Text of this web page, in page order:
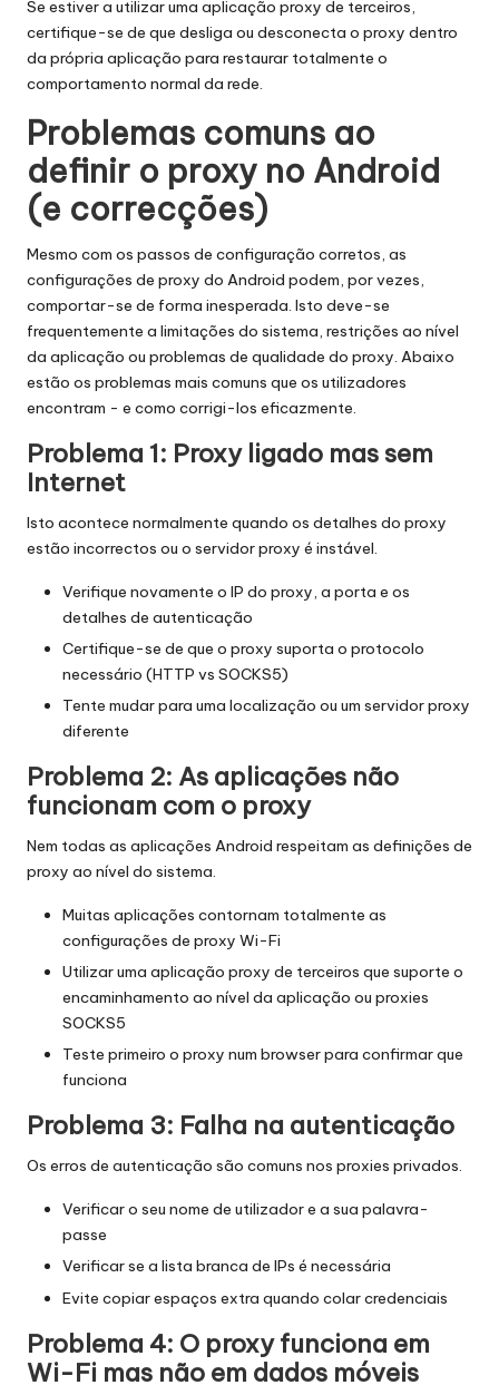
Se estiver a utilizar uma aplicação proxy de terceiros,
certifique-se de que desliga ou desconecta o proxy dentro
da própria aplicação para restaurar totalmente o
comportamento normal da rede.
Problemas comuns ao
definir o proxy no Android
(e correcções)
Mesmo com os passos de configuração corretos, as
configurações de proxy do Android podem, por vezes,
comportar-se de forma inesperada. Isto deve-se
frequentemente a limitações do sistema, restrições ao nível
da aplicação ou problemas de qualidade do proxy. Abaixo
estão os problemas mais comuns que os utilizadores
encontram - e como corrigi-los eficazmente.
Problema 1: Proxy ligado mas sem
Internet
Isto acontece normalmente quando os detalhes do proxy
estão incorrectos ou o servidor proxy é instável.
Verifique novamente o IP do proxy, a porta e os
detalhes de autenticação
Certifique-se de que o proxy suporta o protocolo
necessário (HTTP vs SOCKS5)
Tente mudar para uma localização ou um servidor proxy
diferente
Problema 2: As aplicações não
funcionam com o proxy
Nem todas as aplicações Android respeitam as definições de
proxy ao nível do sistema.
Muitas aplicações contornam totalmente as
configurações de proxy Wi-Fi
Utilizar uma aplicação proxy de terceiros que suporte o
encaminhamento ao nível da aplicação ou proxies
SOCKS5
Teste primeiro o proxy num browser para confirmar que
funciona
Problema 3: Falha na autenticação
Os erros de autenticação são comuns nos proxies privados.
Verificar o seu nome de utilizador e a sua palavra-
passe
Verificar se a lista branca de IPs é necessária
Evite copiar espaços extra quando colar credenciais
Problema 4: O proxy funciona em
Wi-Fi mas não em dados móveis